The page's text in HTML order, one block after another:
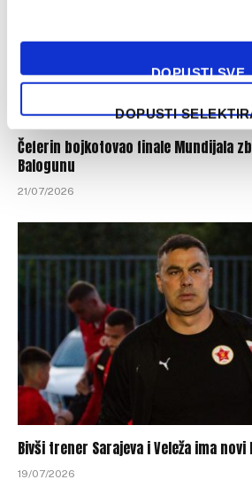
DOPUSTI SVE
DOPUSTI
Čeferin bojkotovao finale Mundijala
Balogunu
21/07/2026
Bivši trener Sarajeva i Veleža ima novi
19/07/2026